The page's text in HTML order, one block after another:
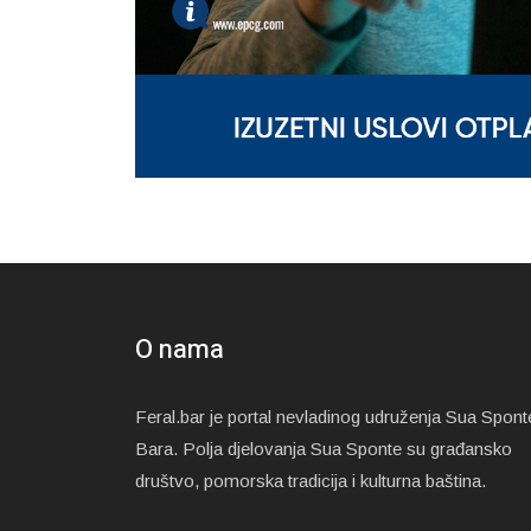
O nama
Feral.bar je portal nevladinog udruženja Sua
Bara. Polja djelovanja Sua Sponte su građansko
društvo, pomorska tradicija i kulturna baština.